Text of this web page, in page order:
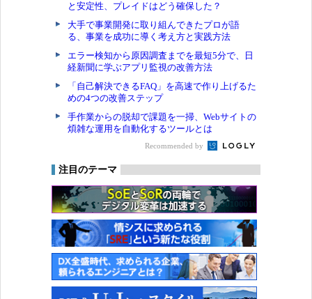
と安定性、プレイドはどう確保した？
大手で事業開発に取り組んできたプロが語
る、事業を成功に導く考え方と実践方法
エラー検知から原因調査までを最短5分で、日
経新聞に学ぶアプリ監視の改善方法
「自己解決できるFAQ」を高速で作り上げるた
めの4つの改善ステップ
手作業からの脱却で課題を一掃、Webサイトの
煩雑な運用を自動化するツールとは
Recommended by
注目のテーマ